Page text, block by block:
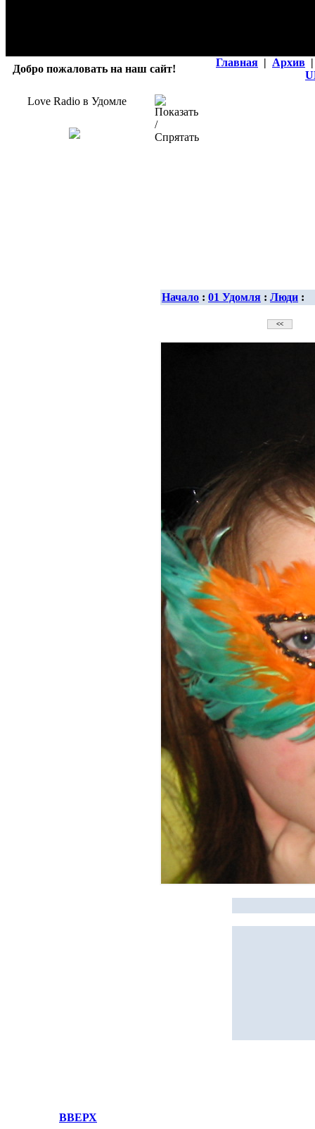
Добро пожаловать на наш сайт!
Главная | Архив |
Love Radio в Удомле
Начало : 01 Удомля : Люди :
ВВЕРХ